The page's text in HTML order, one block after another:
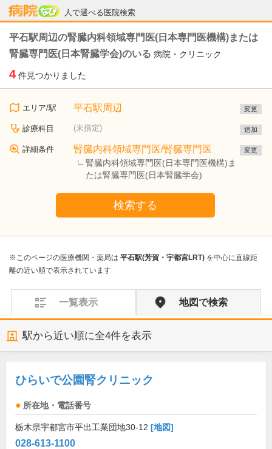
人で選べる医院検索
病院なび
平石駅周辺の腎臓内科領域専門医(日本専門医機構)または
腎臓専門医(日本腎臓学会)のいる 病院・クリニック
4 件見つかりました
エリア/駅 平石駅周辺 変更
診療科目 (未指定) 追加
詳細条件 腎臓内科領域専門医/腎臓専門医
腎臓内科領域専門医(日本専門医機構)ま
たは腎臓専門医(日本腎臓学会)
変更
検索する
※このページの医療機関・薬局は 平石駅(芳賀・宇都宮LRT) を中心に直線距
離の近い順で表示されています
一覧表示 地図で検索
駅から近い順に全4件を表示
ひらいで公園腎クリニック
所在地・電話番号
栃木県宇都宮市平出工業団地30-12 [地図]
028-613-1100